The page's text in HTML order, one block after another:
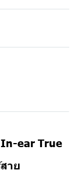
In-ear True
าย